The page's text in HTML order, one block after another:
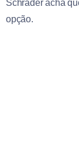
Schrader acha
opção.